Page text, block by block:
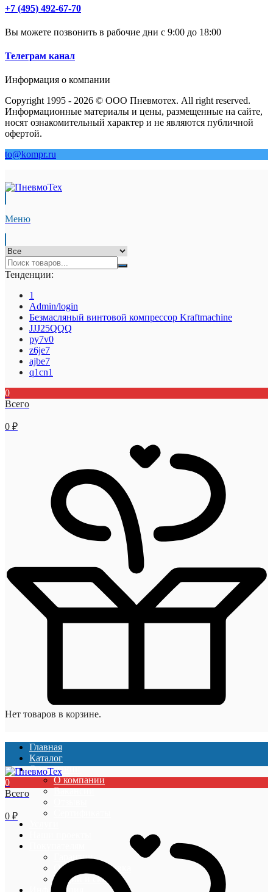
+7 (495) 492-67-70
Вы можете позвонить в рабочие дни с 9:00 до 18:00
Телеграм канал
Информация о компании
Copyright 1995 - 2026 © ООО Пневмотех. All right reserved.
Информационные материалы и цены, размещенные на сайте,
носят ознакомительный характер и не являются публичной
офертой.
to@kompr.ru
Меню
Тенденции:
1
Admin/login
Безмасляный винтовой компрессор Kraftmaсhine
JJJ25QQQ
py7v0
z6je7
ajbe7
q1cn1
0
Всего
0 ₽
Нет товаров в корзине.
Главная
Каталог
О компании
О компании
Вакансии
Гарантии
Оплата и доставка
Акции и скидки
0
Всего
0 ₽